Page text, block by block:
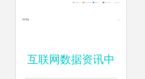
互联网数据资讯中